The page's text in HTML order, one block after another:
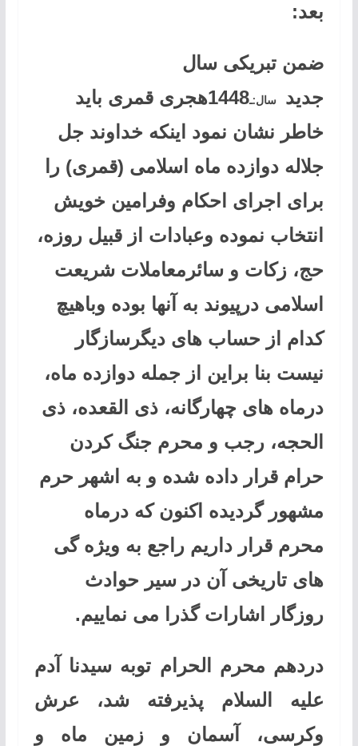
بعد:
ضمن تبریکی سال
جدید
سال:ـ
1448هجری قمری باید
خاطر نشان نمود اینکه خداوند جل
‌جلاله دوازده ماه اسلامی (قمری) را
برای اجرای احکام وفرامین خویش
انتخاب نموده وعبادات از قبیل روزه،
حج، زکات و سائرمعاملات شریعت
اسلامی درپیوند به آنها بوده وباهیچ
کدام از حساب های دیگرسازگار
نیست بنا براین از جمله دوازده ماه،
درماه های چهارگانه، ذی القعده، ذی
الحجه، رجب و محرم جنگ کردن
حرام قرار داده شده و به اشهر حرم
مشهور گردیده اکنون که درماه
محرم قرار داریم راجع به ویژه گی
های تاریخی آن در سیر حوادث
روزگار اشارات گذرا می نماییم.
دردهم محرم الحرام توبه سیدنا آدم
عليه ‌السلام پذیرفته شد، عرش
وکرسی، آسمان و زمین ماه و